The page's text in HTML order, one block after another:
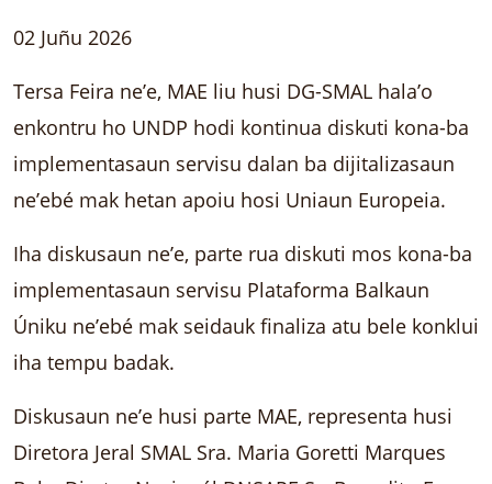
02 Juñu 2026
Tersa Feira ne’e, MAE liu husi DG-SMAL hala’o
enkontru ho UNDP hodi kontinua diskuti kona-ba
implementasaun servisu dalan ba dijitalizasaun
ne’ebé mak hetan apoiu hosi Uniaun Europeia.
Iha diskusaun ne’e, parte rua diskuti mos kona-ba
implementasaun servisu Plataforma Balkaun
Úniku neʼebé mak seidauk finaliza atu bele konklui
iha tempu badak.
Diskusaun ne’e husi parte MAE, representa husi
Diretora Jeral SMAL Sra. Maria Goretti Marques